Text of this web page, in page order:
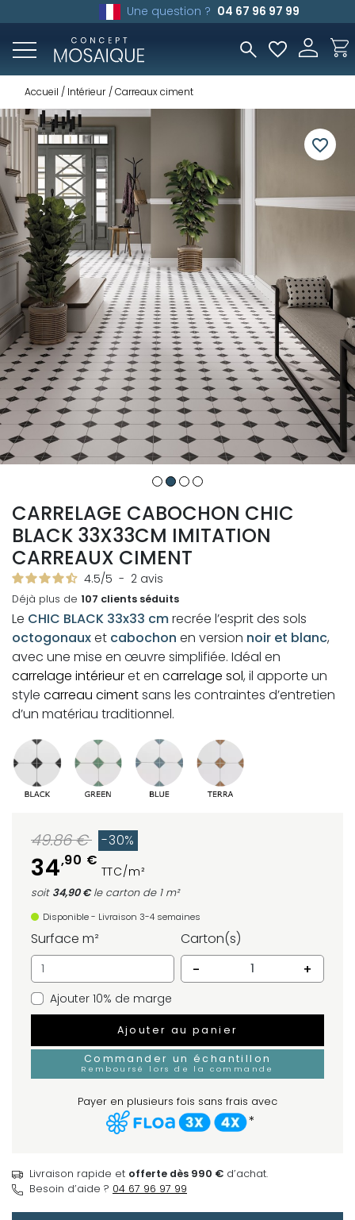
Une question ? 04 67 96 97 99
Accueil Intérieur Carreaux ciment
favorite_border
CARRELAGE CABOCHON CHIC
BLACK 33X33CM IMITATION
CARREAUX CIMENT
4.5/5 - 2 avis
Déjà plus de 107 clients séduits
Le CHIC BLACK 33x33 cmrecrée l’esprit des sols
octogonauxet cabochon en version noir et blanc,
avec une mise en œuvre simplifiée. Idéal en
carrelage intérieuret en carrelage sol, il apporte un
style carreau cimentsans les contraintes d’entretien
d’un matériau traditionnel.
49.86 € -30%
34,90 €
TTC/m²
soit 34,90 €le carton de 1 m²
Disponible - Livraison 3-4 semaines
Surface m²
Carton(s)
-
+
Ajouter 10% de marge
Ajouter au panier
Commander un échantillon
Remboursé lors de la commande
Payer en plusieurs fois sans frais avec
*
Livraison rapide et offerte dès 990 € d’achat.
Besoin d’aide ? 04 67 96 97 99